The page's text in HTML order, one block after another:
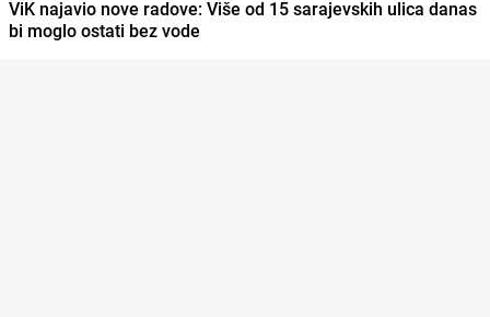
ViK najavio nove radove: Više od 15 sarajevskih ulica danas
bi moglo ostati bez vode